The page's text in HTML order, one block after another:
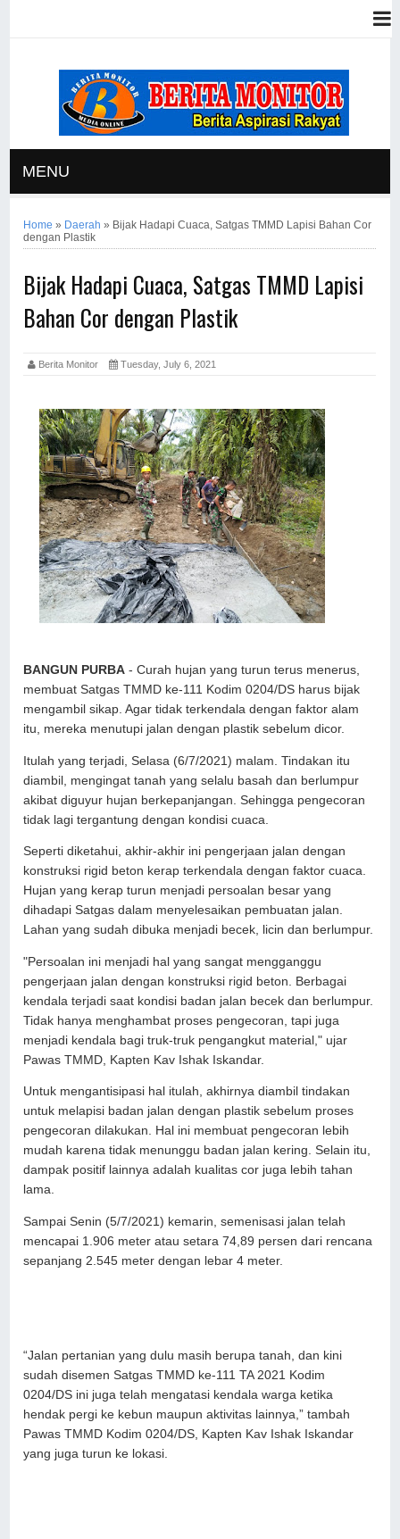
MENU
Home » Daerah » Bijak Hadapi Cuaca, Satgas TMMD Lapisi Bahan Cor
dengan Plastik
Bijak Hadapi Cuaca, Satgas TMMD Lapisi
Bahan Cor dengan Plastik
Berita Monitor Tuesday, July 6, 2021
BANGUN PURBA - Curah hujan yang turun terus menerus,
membuat Satgas TMMD ke-111 Kodim 0204/DS harus bijak
mengambil sikap. Agar tidak terkendala dengan faktor alam
itu, mereka menutupi jalan dengan plastik sebelum dicor.
Itulah yang terjadi, Selasa (6/7/2021) malam. Tindakan itu
diambil, mengingat tanah yang selalu basah dan berlumpur
akibat diguyur hujan berkepanjangan. Sehingga pengecoran
tidak lagi tergantung dengan kondisi cuaca.
Seperti diketahui, akhir-akhir ini pengerjaan jalan dengan
konstruksi rigid beton kerap terkendala dengan faktor cuaca.
Hujan yang kerap turun menjadi persoalan besar yang
dihadapi Satgas dalam menyelesaikan pembuatan jalan.
Lahan yang sudah dibuka menjadi becek, licin dan berlumpur.
"Persoalan ini menjadi hal yang sangat mengganggu
pengerjaan jalan dengan konstruksi rigid beton. Berbagai
kendala terjadi saat kondisi badan jalan becek dan berlumpur.
Tidak hanya menghambat proses pengecoran, tapi juga
menjadi kendala bagi truk-truk pengangkut material," ujar
Pawas TMMD, Kapten Kav Ishak Iskandar.
Untuk mengantisipasi hal itulah, akhirnya diambil tindakan
untuk melapisi badan jalan dengan plastik sebelum proses
pengecoran dilakukan. Hal ini membuat pengecoran lebih
mudah karena tidak menunggu badan jalan kering. Selain itu,
dampak positif lainnya adalah kualitas cor juga lebih tahan
lama.
Sampai Senin (5/7/2021) kemarin, semenisasi jalan telah
mencapai 1.906 meter atau setara 74,89 persen dari rencana
sepanjang 2.545 meter dengan lebar 4 meter.
“Jalan pertanian yang dulu masih berupa tanah, dan kini
sudah disemen Satgas TMMD ke-111 TA 2021 Kodim
0204/DS ini juga telah mengatasi kendala warga ketika
hendak pergi ke kebun maupun aktivitas lainnya,” tambah
Pawas TMMD Kodim 0204/DS, Kapten Kav Ishak Iskandar
yang juga turun ke lokasi.